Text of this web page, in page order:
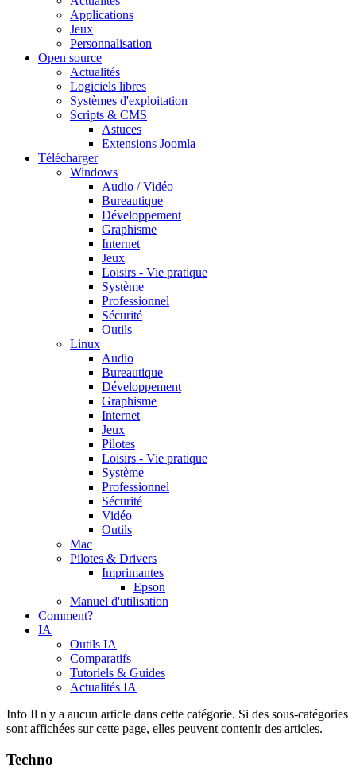
Applications
Jeux
Personnalisation
Open source
Actualités
Logiciels libres
Systèmes d'exploitation
Scripts & CMS
Astuces
Extensions Joomla
Télécharger
Windows
Audio / Vidéo
Bureautique
Développement
Graphisme
Internet
Jeux
Loisirs - Vie pratique
Système
Professionnel
Sécurité
Outils
Linux
Audio
Bureautique
Développement
Graphisme
Internet
Jeux
Pilotes
Loisirs - Vie pratique
Système
Professionnel
Sécurité
Vidéo
Outils
Mac
Pilotes & Drivers
Imprimantes
Epson
Manuel d'utilisation
Comment?
IA
Outils IA
Comparatifs
Tutoriels & Guides
Actualités IA
Info Il n'y a aucun article dans cette catégorie. Si des sous-catégories
sont affichées sur cette page, elles peuvent contenir des articles.
Techno